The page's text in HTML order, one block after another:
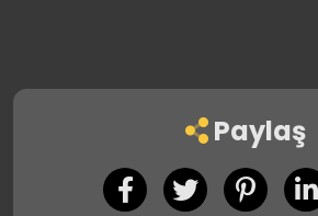
Paylaş